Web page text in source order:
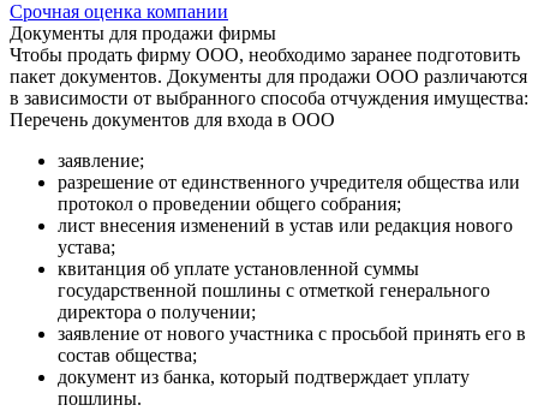
Срочная оценка компании
Документы для продажи фирмы
Чтобы продать фирму ООО, необходимо заранее подготовить
пакет документов. Документы для продажи ООО различаются
в зависимости от выбранного способа отчуждения имущества:
Перечень документов для входа в ООО
заявление;
разрешение от единственного учредителя общества или
протокол о проведении общего собрания;
лист внесения изменений в устав или редакция нового
устава;
квитанция об уплате установленной суммы
государственной пошлины с отметкой генерального
директора о получении;
заявление от нового участника с просьбой принять его в
состав общества;
документ из банка, который подтверждает уплату
пошлины.